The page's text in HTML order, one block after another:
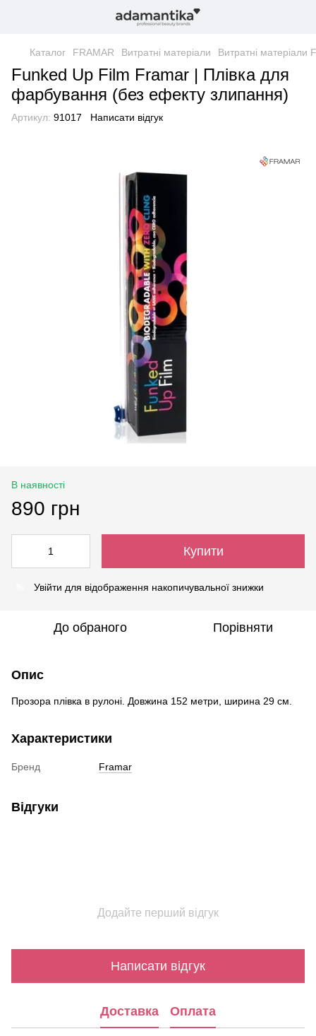
Каталог FRAMAR Витратні матеріали Витратні матеріали
Funked Up Film Framar | Плівка для
фарбування (без ефекту злипання)
Артикул: 91017 Написати відгук
В наявності
890 грн
Купити
Увійти для відображення накопичувальної знижки
До обраного Порівняти
Опис
Прозора плівка в рулоні. Довжина 152 метри, ширина 29 см.
Характеристики
Бренд Framar
Відгуки
Додайте перший відгук
Написати відгук
Доставка Оплата